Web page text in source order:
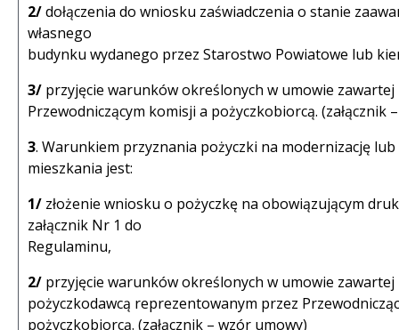
2/dołączenia do wniosku zaświadczenia o stanie
własnego
budynku wydanego przez Starostwo Powiatowe lub
3/ przyjęcie warunków określonych w umowie zawartej
Przewodniczącym komisji a pożyczkobiorcą. (załącznik
3. Warunkiem przyznania pożyczki na modernizację
mieszkania jest:
1/ złożenie wniosku o pożyczkę na obowiązującym
załącznik Nr 1 do
Regulaminu,
2/ przyjęcie warunków określonych w umowie zawartej
pożyczkodawcą reprezentowanym przez
pożyczkobiorcą. (załącznik – wzór umowy)